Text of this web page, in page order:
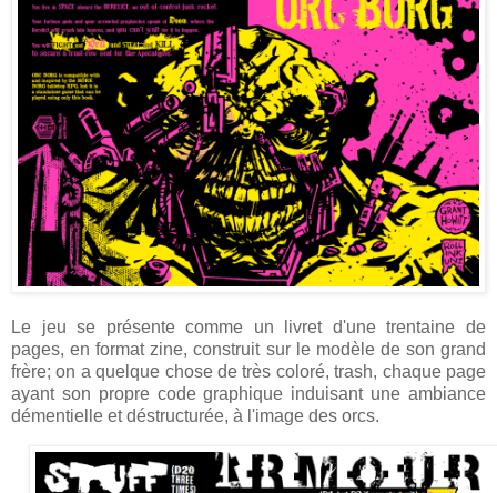
Le jeu se présente comme un livret d'une trentaine de
pages, en format zine, construit sur le modèle de son grand
frère; on a quelque chose de très coloré, trash, chaque page
ayant son propre code graphique induisant une ambiance
démentielle et déstructurée, à l'image des orcs.